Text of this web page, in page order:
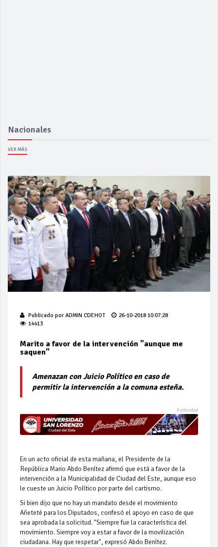
Nacionales
VER MÁS
Publicado por ADMIN CDEHOT
26-10-2018 10:07:28
14413
Marito a favor de la intervención "aunque me
saquen"
Amenazan con Juicio Político en caso de
permitir la intervención a la comuna esteña.
En un acto oficial de esta mañana, el Presidente de la
República Mario Abdo Benítez afirmó que está a favor de la
intervención a la Municipalidad de Ciudad del Este, aunque eso
le cueste un Juicio Político por parte del cartismo.
Si bien dijo que no hay un mandato desde el movimiento
Añeteté para los Diputados, confesó el apoyo en caso de que
sea aprobada la solicitud. "Siempre fue la característica del
movimiento. Siempre voy a estar a favor de la movilización
ciudadana. Hay que respetar", expresó Abdo Benítez.